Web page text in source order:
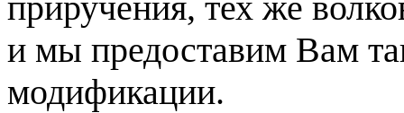
и мы предоставим Вам
модификации.